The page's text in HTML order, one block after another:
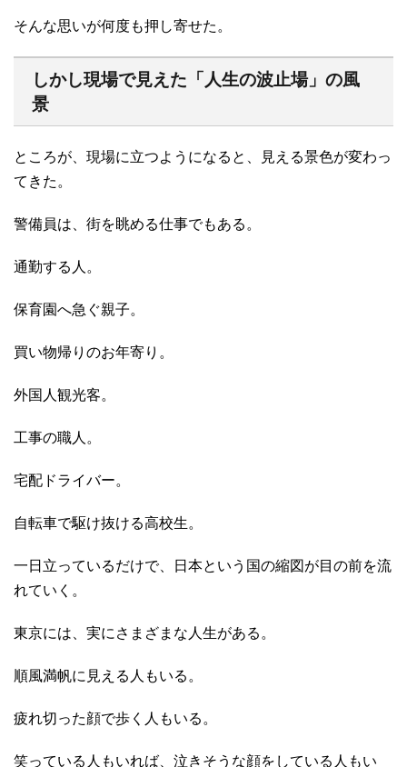
そんな思いが何度も押し寄せた。
しかし現場で見えた「人生の波止場」の風
景
ところが、現場に立つようになると、見える景色が変わっ
てきた。
警備員は、街を眺める仕事でもある。
通勤する人。
保育園へ急ぐ親子。
買い物帰りのお年寄り。
外国人観光客。
工事の職人。
宅配ドライバー。
自転車で駆け抜ける高校生。
一日立っているだけで、日本という国の縮図が目の前を流
れていく。
東京には、実にさまざまな人生がある。
順風満帆に見える人もいる。
疲れ切った顔で歩く人もいる。
笑っている人もいれば、泣きそうな顔をしている人もい